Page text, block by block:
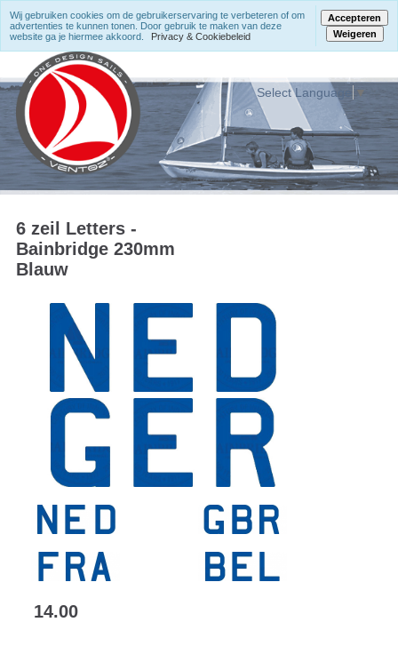
Select Language ▼
6 zeil Letters -
Bainbridge 230mm
Blauw
14.00
Wij gebruiken cookies om de gebruikerservaring te verbeteren of om
advertenties te kunnen tonen. Door gebruik te maken van deze
website ga je hiermee akkoord.
Privacy & Cookiebeleid
Accepteren
Weigeren